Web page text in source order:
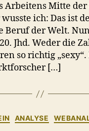
Arbeitens Mitte der
ich: Das ist
Beruf der Welt.
Jhd. Weder die
so richtig
[…]
Kategorien
ANALYSE